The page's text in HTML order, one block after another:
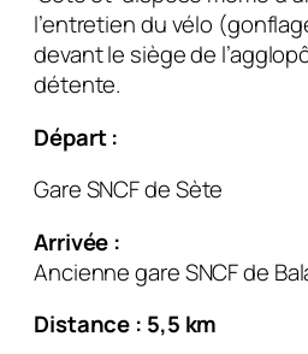
l’entretien du vélo
devant le siège de
détente.
Départ :
Gare SNCF de Sète
Arrivée :
Ancienne gare SNCF de
Distance : 5,5 km